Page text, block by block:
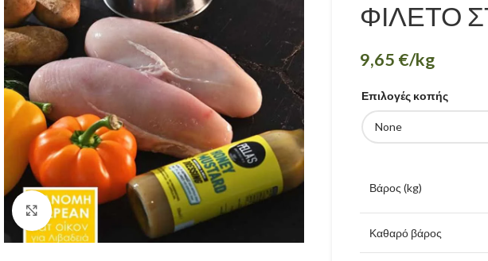
Κάντε κλικ για μεγέθυνση
ΦΙΛΕΤΟ
9,65 €/kg
Επιλογές κοπής
Βάρος (kg)
Καθαρό βάρος